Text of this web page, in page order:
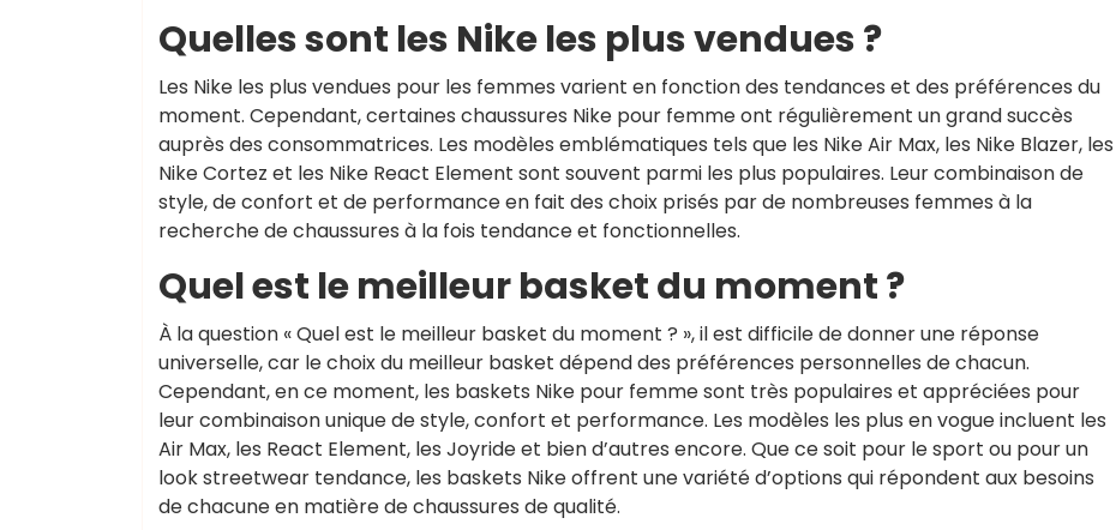
Quelles sont les Nike les plus vendues ?
Les Nike les plus vendues pour les femmes varient en fonction des tendances et des préférences du
moment. Cependant, certaines chaussures Nike pour femme ont régulièrement un grand succès
auprès des consommatrices. Les modèles emblématiques tels que les Nike Air Max, les Nike Blazer, les
Nike Cortez et les Nike React Element sont souvent parmi les plus populaires. Leur combinaison de
style, de confort et de performance en fait des choix prisés par de nombreuses femmes à la
recherche de chaussures à la fois tendance et fonctionnelles.
Quel est le meilleur basket du moment ?
À la question « Quel est le meilleur basket du moment ? », il est difficile de donner une réponse
universelle, car le choix du meilleur basket dépend des préférences personnelles de chacun.
Cependant, en ce moment, les baskets Nike pour femme sont très populaires et appréciées pour
leur combinaison unique de style, confort et performance. Les modèles les plus en vogue incluent les
Air Max, les React Element, les Joyride et bien d’autres encore. Que ce soit pour le sport ou pour un
look streetwear tendance, les baskets Nike offrent une variété d’options qui répondent aux besoins
de chacune en matière de chaussures de qualité.